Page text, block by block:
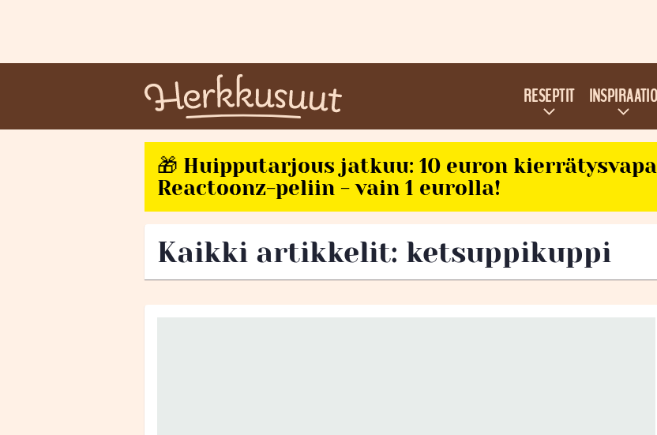
RESEPTIT INSPIRAATIO
🎁 Huipputarjous jatkuu: 10 euron
Reactoonz-peliin - vain 1 eurolla!
Kaikki artikkelit: ketsuppikuppi